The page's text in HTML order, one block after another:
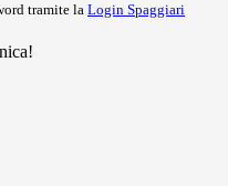
tramite la Login Spaggiari